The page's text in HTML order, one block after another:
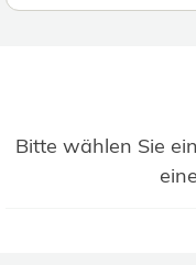
Bitte wählen Sie